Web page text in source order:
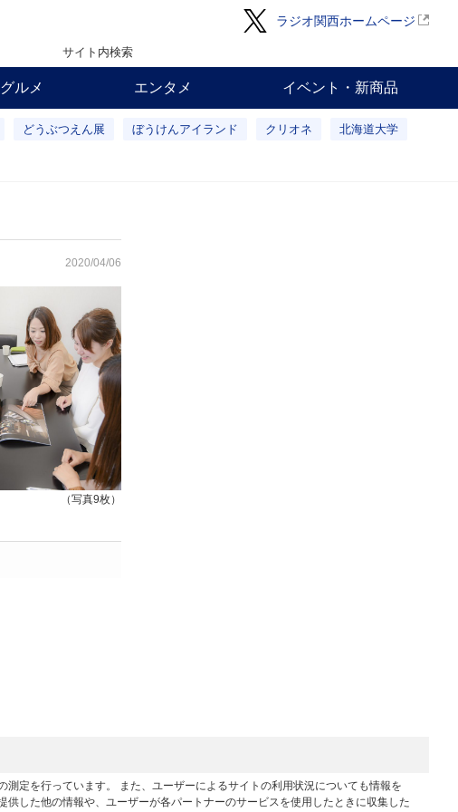
ラジオ関西ホームページ
サイト内検索
グルメ エンタメ イベント・新商品
どうぶつえん展 ぼうけんアイランド クリオネ 北海道大学
2020/04/06
（写真9枚）
定を行っています。 また、ユーザーによるサイトの利用状況についても情報を
した他の情報や、ユーザーが各パートナーのサービスを使用したときに収集した